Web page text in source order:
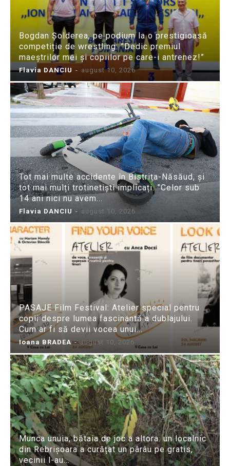
Bogdan Șolderea, pe podium la o prestigioasă
competiție de wrestling: ”Dedic premiul
maeștrilor mei și copiilor pe care-i antrenez!”
Flavia DANCIU - august 10, 2026
Tot mai multe accidente în Bistrița-Năsăud, și
tot mai mulți trotinetiști implicați. ”Celor sub
14 ani nici nu avem...
Flavia DANCIU - august 10, 2026
PASAJE Film Festival: Atelier special pentru
copii despre lumea fascinantă a dublajului.
Cum ar fi să devii vocea unui...
Ioana BRADEA - august 10, 2026
Munca unuia, bătaia de joc a altora: un localnic
din Rebrișoara a curățat un pârâu pe gratis,
vecinii l-au...